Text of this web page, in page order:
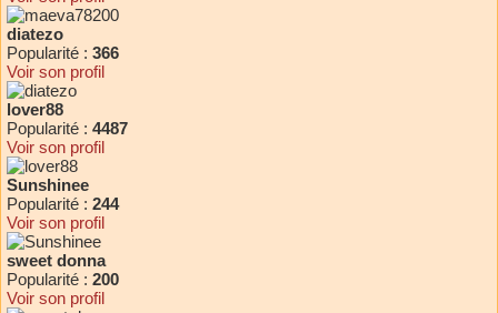
diatezo
Popularité : 366
Voir son profil
lover88
Popularité : 4487
Voir son profil
Sunshinee
Popularité : 244
Voir son profil
sweet donna
Popularité : 200
Voir son profil